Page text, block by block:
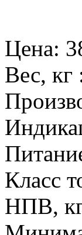
Цена:
Вес, кг
Класс
НПВ,